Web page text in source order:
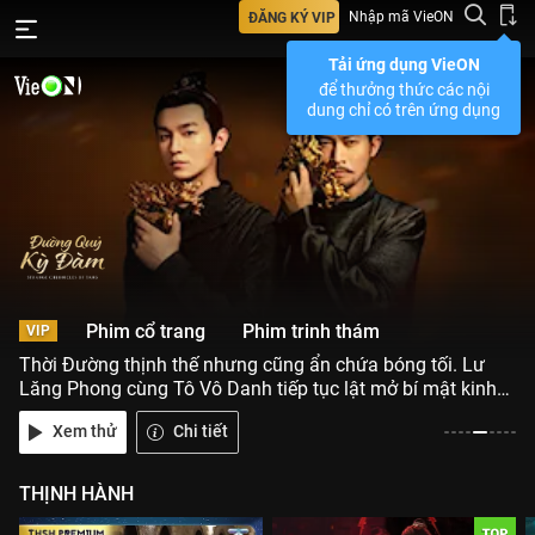
ĐĂNG KÝ VIP Nhập mã VieON
Tải ứng dụng VieON
để thưởng thức các nội
dung chỉ có trên ứng dụng
Đường Quỷ Kỳ Đàm
VIP Phim cổ trang
Phim trinh thám
Thời Đường thịnh thế nhưng cũng ẩn chứa bóng tối. Lư
Lăng Phong cùng Tô Vô Danh tiếp tục lật mở bí mật kinh
hoàng sau vẻ hào nhoáng của Trường An.
Xem thử Chi tiết
THỊNH HÀNH
Ngự Đình Dao